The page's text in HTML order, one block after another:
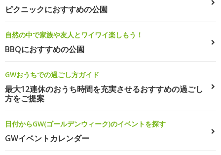
ピクニックにおすすめの公園
自然の中で家族や友人とワイワイ楽しもう！
BBQにおすすめの公園
GWおうちでの過ごし方ガイド
最大12連休のおうち時間を充実させるおすすめの過ごし
方をご提案
日付からGW(ゴールデンウィーク)のイベントを探す
GWイベントカレンダー